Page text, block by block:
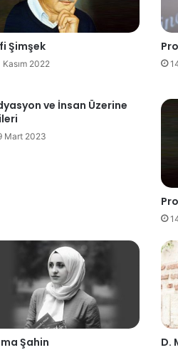
Şimşek
Kasım 2022
ve İnsan Üzerine
Mart 2023
Şahin D.